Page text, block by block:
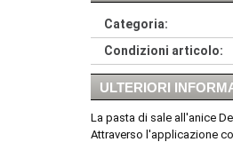
Categoria:
Condizioni articolo:
ULTERIORI
La pasta di sale all'anice
Attraverso l'applicazione